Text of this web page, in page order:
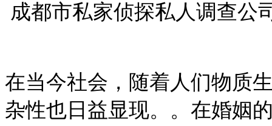
成都市私家侦探私人调查公
在当今社会，随着人们物质
杂性也日益显现。。在婚姻